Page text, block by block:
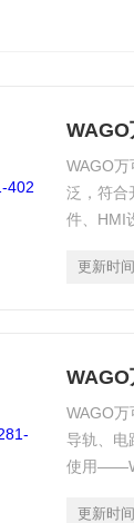
WAGO
泛，符合
件、HMI
更新时间
WAGO
WAGO
导轨、电
使用
更新时间